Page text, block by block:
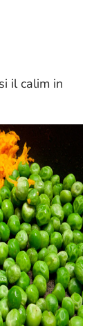
il calim in